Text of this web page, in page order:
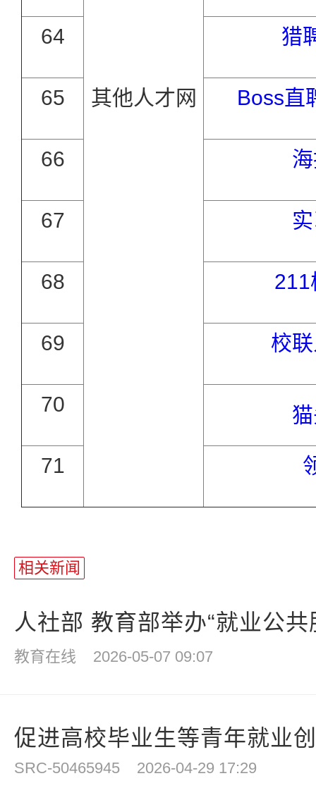
其他人才网
64 猎
65 Boss直
66
67
68 211
69 校
70
71
相关新闻
人社部 教育部举办“就业公
教育在线 2026-05-07 09:07
促进高校毕业生等青年就业
SRC-50465945 2026-04-29 17:29